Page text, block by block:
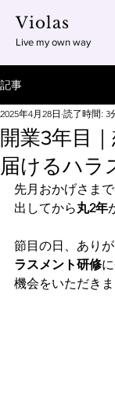
Violas
Live my own way
記事
開業3年目
届けるハラ
2025年4月28日 読了時間: 3
先月おかげさま
出してから丸2年
節目の日、あり
ラスメント研修
機会をいただきま